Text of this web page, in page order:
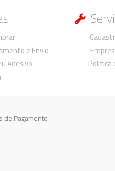
e Envio
Adesivo
Duvidas
Política
de Pagamento